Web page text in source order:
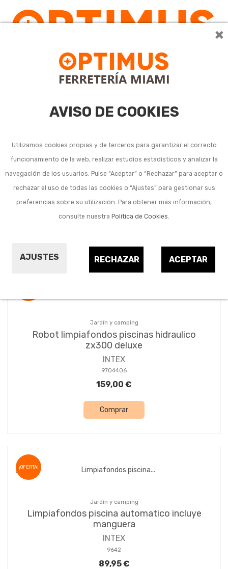
×
AVISO DE COOKIES
Utilizamos cookies propias y de terceros para garantizar el correcto
funcionamiento de la web, realizar estudios estadísticos y analizar la
navegación de los usuarios. Pulse “Aceptar” o “Rechazar” para aceptar o
rechazar el uso de todas las cookies o “Ajustes” para gestionar sus
preferencias sobre su utilización. Para obtener más información,
consulte nuestra Política de Cookies.
AJUSTES ACEPTAR
RECHAZAR
Limpiafondos
automático para piscina
Jardín y camping
Robot limpiafondos piscinas hidraulico
zx300 deluxe
INTEX
9704406
159,00 €
Comprar
¡OFERTA!
Jardín y camping
Limpiafondos piscina automatico incluye
manguera
INTEX
9642
89,95 €